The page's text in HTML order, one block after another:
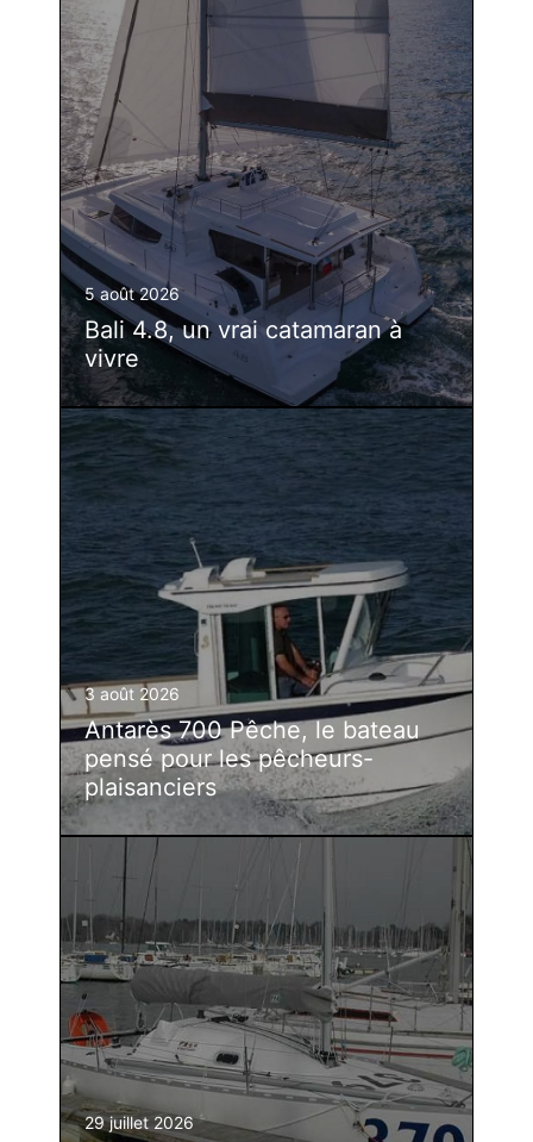
5 août 2026
Bali 4.8, un vrai catamaran à
vivre
3 août 2026
Antarès 700 Pêche, le bateau
pensé pour les pêcheurs-
plaisanciers
29 juillet 2026